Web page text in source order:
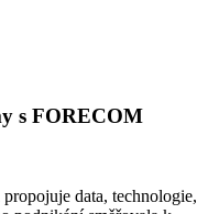
s FORECOM
data, technologie,